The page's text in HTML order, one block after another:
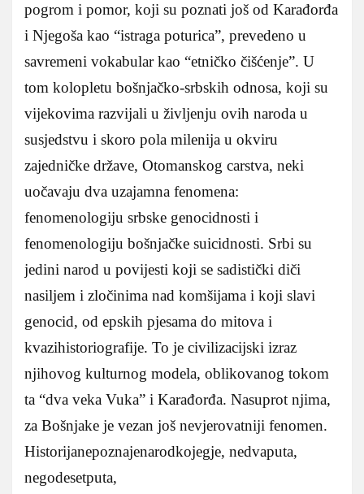
pogrom i pomor, koji su poznati još od Karađorđa
i Njegoša kao “istraga poturica”, prevedeno u
savremeni vokabular kao “etničko čišćenje”. U
tom kolopletu bošnjačko-srbskih odnosa, koji su
vijekovima razvijali u življenju ovih naroda u
susjedstvu i skoro pola milenija u okviru
zajedničke države, Otomanskog carstva, neki
uočavaju dva uzajamna fenomena:
fenomenologiju srbske genocidnosti i
fenomenologiju bošnjačke suicidnosti. Srbi su
jedini narod u povijesti koji se sadistički diči
nasiljem i zločinima nad komšijama i koji slavi
genocid, od epskih pjesama do mitova i
kvazihistoriografije. To je civilizacijski izraz
njihovog kulturnog modela, oblikovanog tokom
ta “dva veka Vuka” i Karađorđa. Nasuprot njima,
za Bošnjake je vezan još nevjerovatniji fenomen.
Historijanepoznajenarodkojegje, nedvaputa,
negodesetputa,